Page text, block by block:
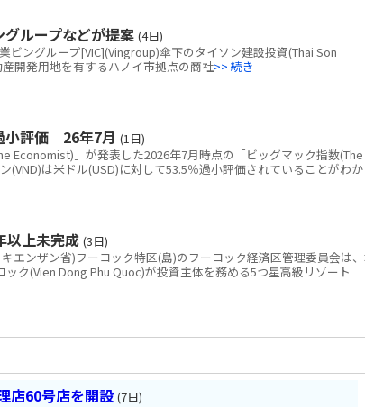
ループなどが提案 (4日)
ングループ[VIC](Vingroup)傘下のタイソン建設投資(Thai Son
開発用地を有するハノイ市拠点の商社>> 続き
小評価 26年7月 (1日)
Economist)」が発表した2026年7月時点の「ビッグマック指数(The
(VND)は米ドル(USD)に対して53.5％過小評価されていることがわか
以上未完成 (3日)
エンザン省)フーコック特区(島)のフーコック経済区管理委員会は
ク(Vien Dong Phu Quoc)が投資主体を務める5つ星高級リゾート
店60号店を開設 (7日)